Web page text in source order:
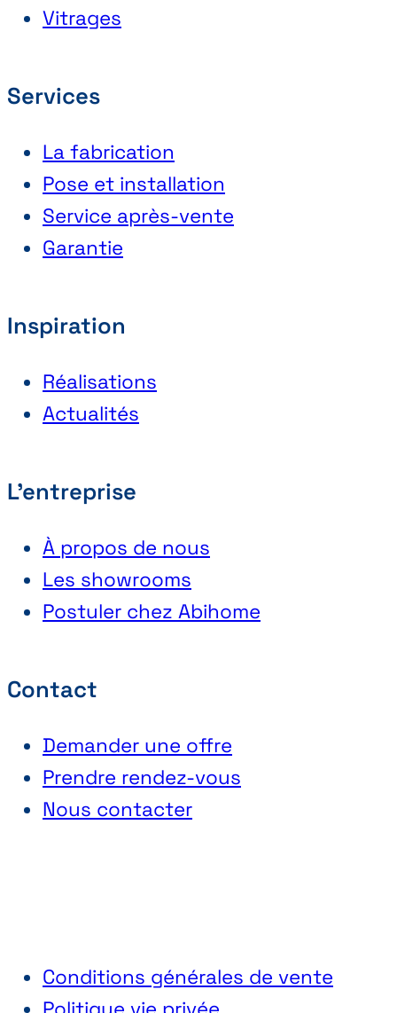
Conditions générales de vente
Vitrages
Services
La fabrication
Pose et installation
Service après-vente
Garantie
Inspiration
Réalisations
Actualités
L'entreprise
À propos de nous
Les showrooms
Postuler chez Abihome
Contact
Demander une offre
Prendre rendez-vous
Nous contacter